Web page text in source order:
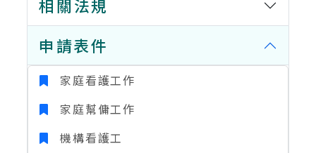
相關法規
申請表件
家庭看護工作
家庭幫傭工作
機構看護工